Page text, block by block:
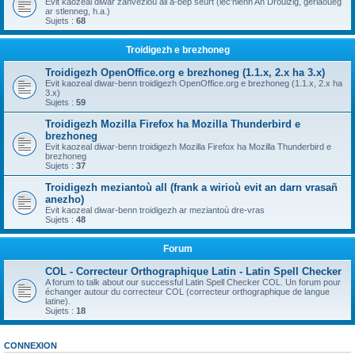
ar stlenneg, h.a.)
Sujets : 68
Troidigezh e brezhoneg
Troidigezh OpenOffice.org e brezhoneg (1.1.x, 2.x ha 3.x)
Evit kaozeal diwar-benn troidigezh OpenOffice.org e brezhoneg (1.1.x, 2.x ha
3.x)
Sujets : 59
Troidigezh Mozilla Firefox ha Mozilla Thunderbird e
brezhoneg
Evit kaozeal diwar-benn troidigezh Mozilla Firefox ha Mozilla Thunderbird e
brezhoneg
Sujets : 37
Troidigezh meziantoù all (frank a wirioù evit an darn vrasañ
anezho)
Evit kaozeal diwar-benn troidigezh ar meziantoù dre-vras
Sujets : 48
Forum
COL - Correcteur Orthographique Latin - Latin Spell Checker
A forum to talk about our successful Latin Spell Checker COL. Un forum pour
échanger autour du correcteur COL (correcteur orthographique de langue
latine).
Sujets : 18
CONNEXION